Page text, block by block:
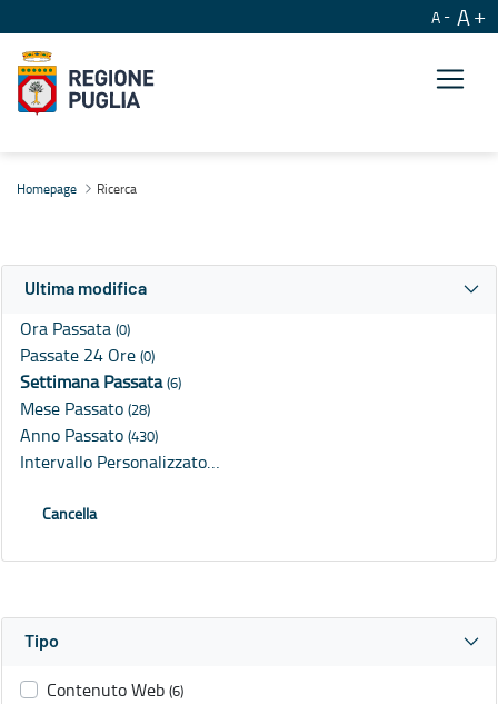
A A
Homepage Ricerca
Ultima modifica
Ora Passata (0)
Passate 24 Ore (0)
Settimana Passata(6)
Mese Passato (28)
Anno Passato (430)
Intervallo Personalizzato…
Cancella
Tipo
Contenuto Web (6)